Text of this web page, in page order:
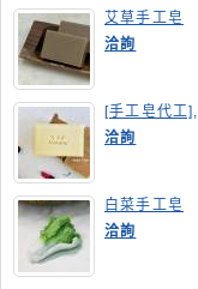
艾草手工皂
洽詢
[手工皂代工],
膠原蛋白手工
皂
洽詢
白菜手工皂
洽詢